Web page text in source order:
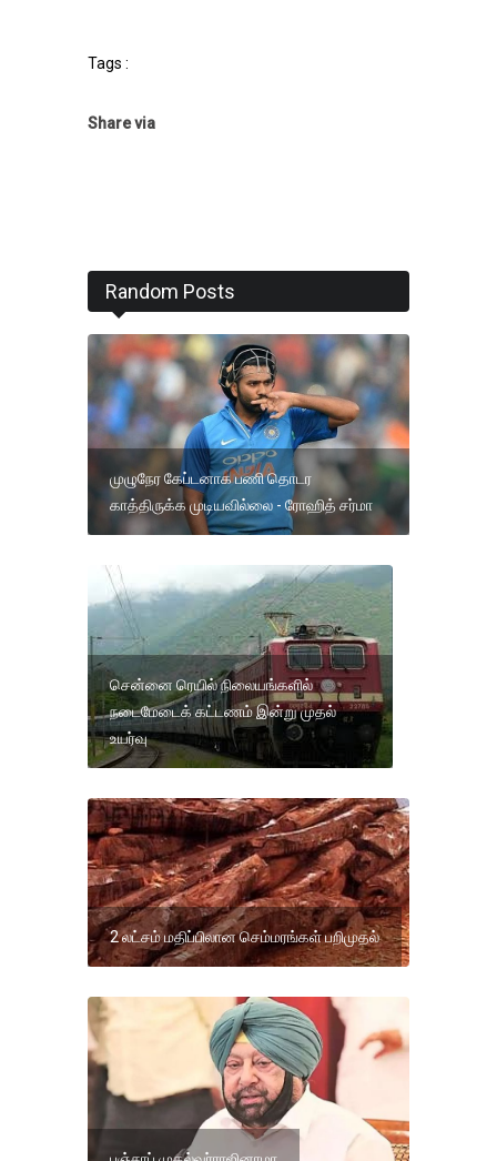
Tags :
Share via
Random Posts
முழுநேர கேப்டனாக பணி தொடர
காத்திருக்க முடியவில்லை - ரோஹித் சர்மா
சென்னை ரெயில் நிலையங்களில்
நடைமேடைக் கட்டணம் இன்று முதல்
உயர்வு
2 லட்சம் மதிப்பிலான செம்மரங்கள் பறிமுதல்